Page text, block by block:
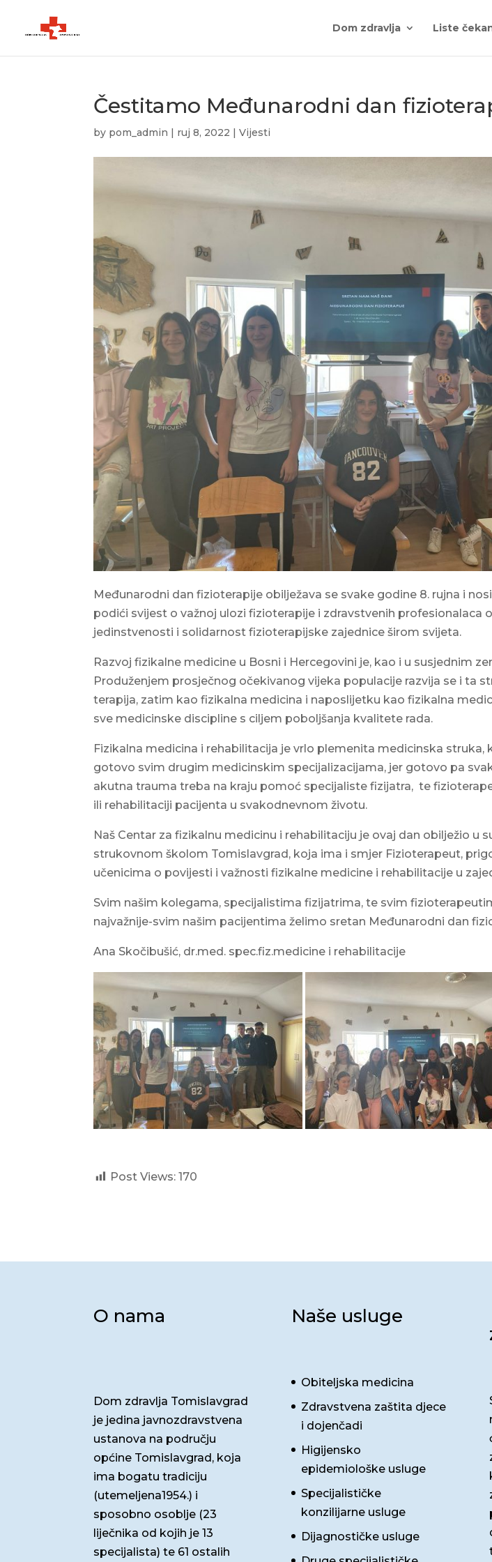
Dom zdravlja Liste
Čestitamo Međunarodni dan
by pom_admin | ruj 8, 2022 |Vijesti
Međunarodni dan fizioterapije obilježava se svake godine 8. rujna i
podići svijest o važnoj ulozi fizioterapije i zdravstvenih profesionalaca
jedinstvenosti i solidarnost fizioterapijske zajednice širom svijeta.
Razvoj fizikalne medicine u Bosni i Hercegovini je, kao i u susjednim
Produženjem prosječnog očekivanog vijeka populacije razvija se i ta
terapija, zatim kao fizikalna medicina i naposlijetku kao fizikalna
sve medicinske discipline s ciljem poboljšanja kvalitete rada.
Fizikalna medicina i rehabilitacija je vrlo plemenita medicinska struka,
gotovo svim drugim medicinskim specijalizacijama, jer gotovo pa
akutna trauma treba na kraju pomoć specijaliste fizijatra, te
ili rehabilitaciji pacijenta u svakodnevnom životu.
Naš Centar za fizikalnu medicinu i rehabilitaciju je ovaj dan obilježio u
strukovnom školom Tomislavgrad, koja ima i smjer Fizioterapeut,
učenicima o povijesti i važnosti fizikalne medicine i rehabilitacije u
Svim našim kolegama, specijalistima fizijatrima, te svim
najvažnije-svim našim pacijentima želimo sretan Međunarodni dan
Ana Skočibušić, dr.med. spec.fiz.medicine i rehabilitacije
Post Views: 170
O nama
Dom zdravlja Tomislavgrad
je jedina javnozdravstvena
ustanova na području
općine Tomislavgrad, koja
ima bogatu tradiciju
(utemeljena1954.) i
sposobno osoblje (23
liječnika od kojih je 13
specijalista) te 61 ostalih
Naše usluge
Obiteljska medicina
Zdravstvena zaštita djece
i dojenčadi
Higijensko
epidemiološke usluge
Specijalističke
konzilijarne usluge
Dijagnostičke usluge